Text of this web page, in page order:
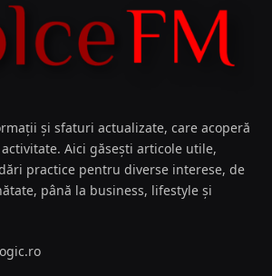
și sfaturi actualizate, care acoperă
Aici găsești articole utile,
practice pentru diverse interese, de
până la business, lifestyle și